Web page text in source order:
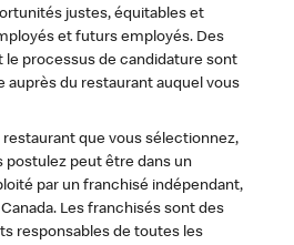
justes, équitables et
et futurs employés. Des
processus de candidature sont
auprès du restaurant auquel vous
que vous sélectionnez,
postulez peut être dans un
par un franchisé indépendant,
Les franchisés sont des
responsables de toutes les